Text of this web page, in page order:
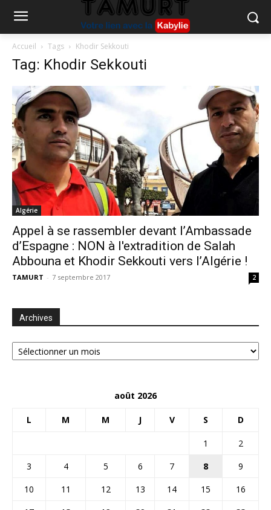
Accueil Tags Khodir Sekkouti
Tag: Khodir Sekkouti
Algérie
Appel à se rassembler devant l’Ambassade
d’Espagne : NON à l'extradition de Salah
Abbouna et Khodir Sekkouti vers l’Algérie !
TAMURT - 7 septembre 2017 2
Archives
Archives
août 2026
L M M J V S D
1
2
3
4 5 6 7 8
9
10
11 12 13 14 15
16